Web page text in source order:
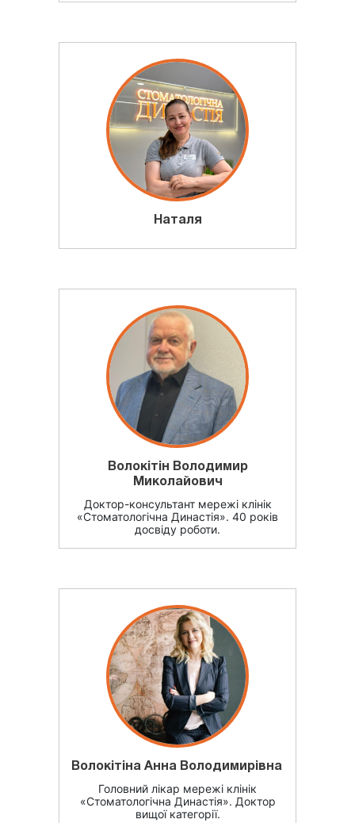
Наталя
Волокітін Володимир
Миколайович
Доктор-консультант мережі клінік
«Стоматологічна Династія». 40 років
досвіду роботи.
Волокітіна Анна Володимирівна
Головний лікар мережі клінік
«Стоматологічна Династія». Доктор
вищої категорії.